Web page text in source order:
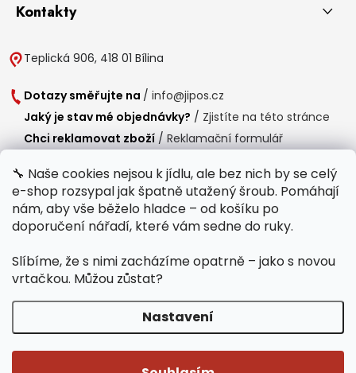
🔧 Naše cookies nejsou k jídlu, ale bez nich by se celý
e-shop rozsypal jak špatně utažený šroub. Pomáhají
nám, aby vše běželo hladce – od košíku po
doporučení nářadí, které vám sedne do ruky.
Slíbíme, že s nimi zacházíme opatrně – jako s novou
vrtačkou. Můžou zůstat?
Nastavení
Kontakty
Teplická 906, 418 01 Bílina
Dotazy směřujte na / info@jipos.cz
Jaký je stav mé objednávky? / Zjistíte na této stránce
Chci reklamovat zboží / Reklamační formulář
Provozní doba
Po-Čt / 8:00 - 15:00
Polední přestávka /11:00 - 11:30
Copyright 2026Jipos.cz. Všechna práva vyhrazena.Upravit nastavení
cookies